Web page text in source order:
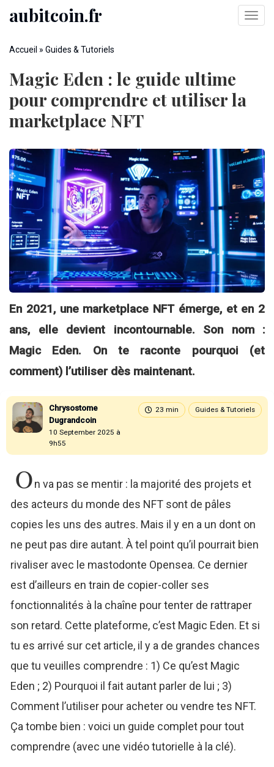
content
aubitcoin.fr
You
here
Accueil » Guides & Tutoriels
Magic Eden : le guide ultime
pour comprendre et utiliser la
marketplace NFT
En 2021, une marketplace NFT émerge, et en 2
ans, elle devient incontournable. Son nom :
Magic Eden. On te raconte pourquoi (et
comment) l’utiliser dès maintenant.
23 min Guides & Tutoriels
Chrysostome
Dugrandcoin
10 September 2025 à
9h55
On va pas se mentir : la majorité des projets et
des acteurs du monde des NFT sont de pâles
copies les uns des autres. Mais il y en a un dont on
ne peut pas dire autant. À tel point qu’il pourrait bien
rivaliser avec le mastodonte Opensea. Ce dernier
est d’ailleurs en train de copier-coller ses
fonctionnalités à la chaîne pour tenter de rattraper
son retard. Cette plateforme, c’est Magic Eden. Et si
tu es arrivé sur cet article, il y a de grandes chances
que tu veuilles comprendre : 1) Ce qu’est Magic
Eden ; 2) Pourquoi il fait autant parler de lui ; 3)
Comment l’utiliser pour acheter ou vendre tes NFT.
Ça tombe bien : voici un guide complet pour tout
comprendre (avec une vidéo tutorielle à la clé).